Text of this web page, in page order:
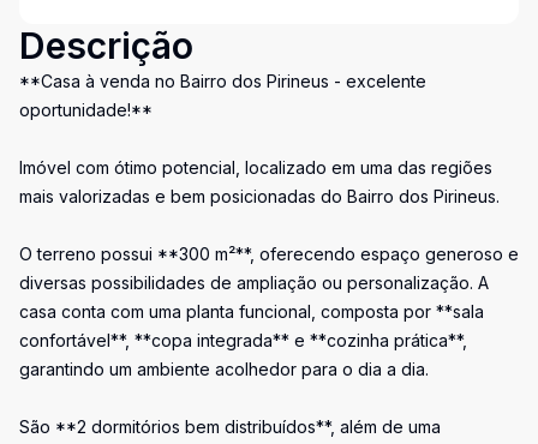
Descrição
**Casa à venda no Bairro dos Pirineus - excelente
oportunidade!**
Imóvel com ótimo potencial, localizado em uma das regiões
mais valorizadas e bem posicionadas do Bairro dos Pirineus.
O terreno possui **300 m²**, oferecendo espaço generoso e
diversas possibilidades de ampliação ou personalização. A
casa conta com uma planta funcional, composta por **sala
confortável**, **copa integrada** e **cozinha prática**,
garantindo um ambiente acolhedor para o dia a dia.
São **2 dormitórios bem distribuídos**, além de uma